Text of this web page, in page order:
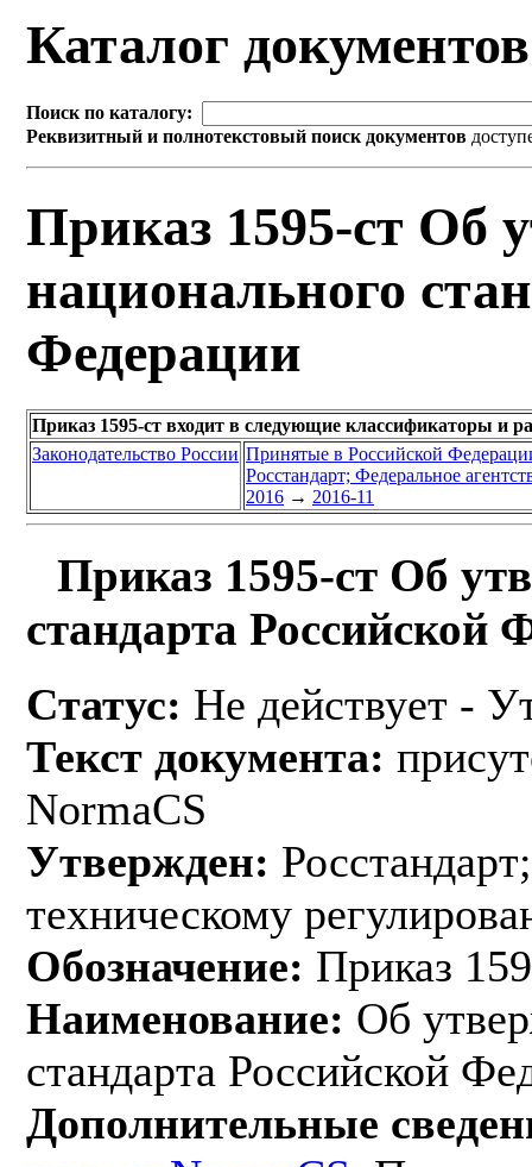
Каталог
Поиск по каталогу:
Реквизитный и полнотекстовый поиск документов
Приказ 1595-ст Об
национального
Федерации
Приказ 1595-ст входит в следующие классификаторы и
Законодательство России Принятые в Российской
Росстандарт; Федеральное
2016 → 2016-11
Приказ 1595-ст Об
стандарта Российской
Статус: Не действует -
Текст документа:
NormaCS
Утвержден:
техническому
Обозначение: Приказ
Наименование: Об
стандарта Российской
Дополнительные